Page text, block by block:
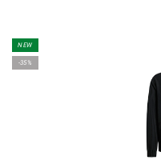
NEW
-35%